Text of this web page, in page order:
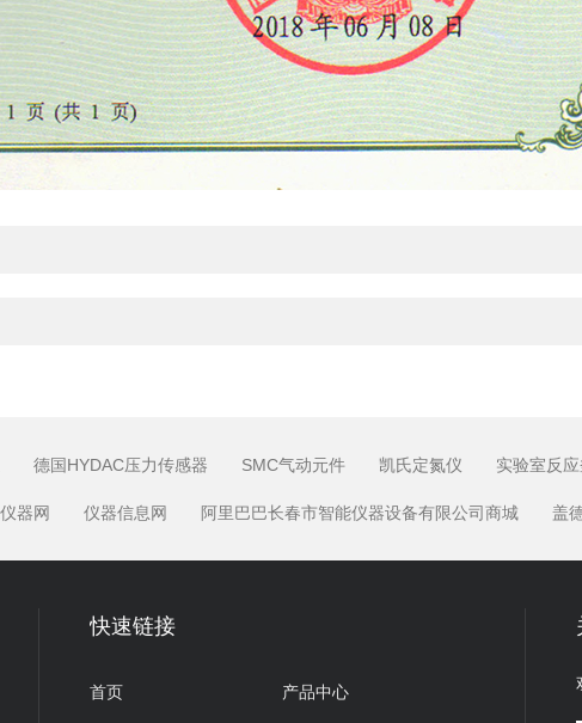
德国HYDAC压力传感器 SMC气动元件 凯氏定氮仪 实验室反应
器网 仪器信息网 阿里巴巴长春市智能仪器设备有限公司商城 盖
快速链接
首页 产品中心